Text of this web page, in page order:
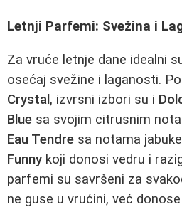
Letnji Parfemi: Svežina i
Za vruće letnje dane idealni
osećaj svežine i laganosti.
Crystal, izvrsni izbori su i
Blue sa svojim citrusnim
Eau Tendre sa notama
Funny koji donosi vedru i
parfemi su savršeni za
ne guse u vrućini, već